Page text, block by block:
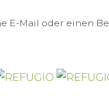
E-Mail oder einen